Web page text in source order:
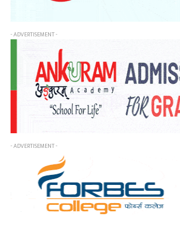
- ADVERTISEMENT -
- ADVERTISEMENT -